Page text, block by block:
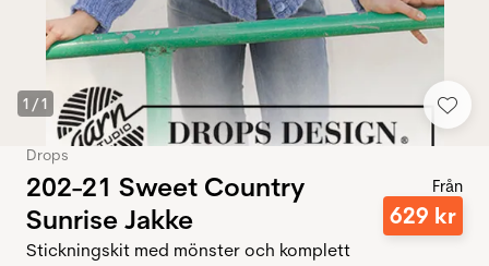
1 /1
Drops
202-21 Sweet Country
Sunrise Jakke
Från
629 kr
Stickningskit med mönster och komplett